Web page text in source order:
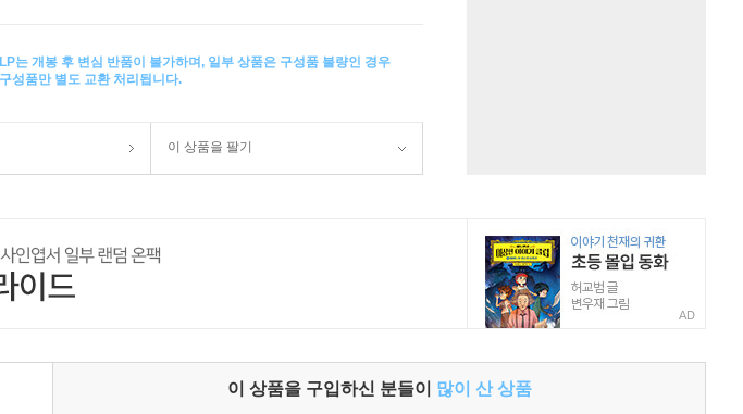
LP는 개봉 후 변심 반품이 불가하며, 일부 상품은 구성품 불량인 경우
구성품만 별도 교환 처리됩니다.
이 상품을 팔기
AD
이 상품을 구입하신 분들이 많이 산 상품